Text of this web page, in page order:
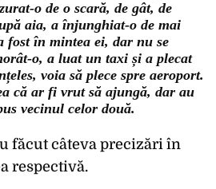
o de o scară, de gât, de
aia, a înjunghiat-o de mai
fost în mintea ei, dar nu se
o, a luat un taxi și a plecat
voia să plece spre aeroport.
că ar fi vrut să ajungă, dar au
vecinul celor două.
făcut câteva precizări în
respectivă.